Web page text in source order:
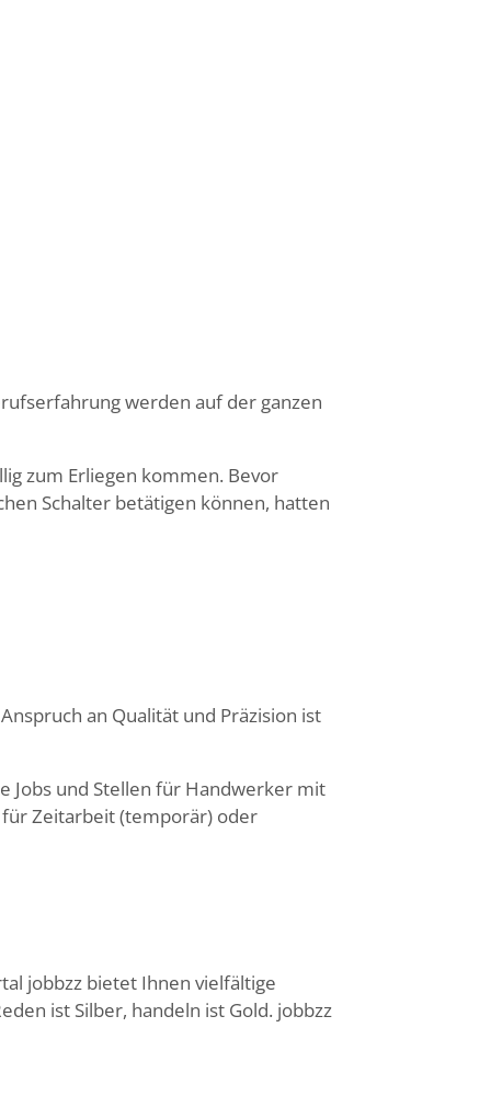
werden auf der ganzen
zum Erliegen kommen. Bevor
Schalter betätigen können, hatten
an Qualität und Präzision ist
Jobs und Stellen für Handwerker mit
Zeitarbeit (temporär) oder
jobbzz bietet Ihnen vielfältige
ist Silber, handeln ist Gold. jobbzz